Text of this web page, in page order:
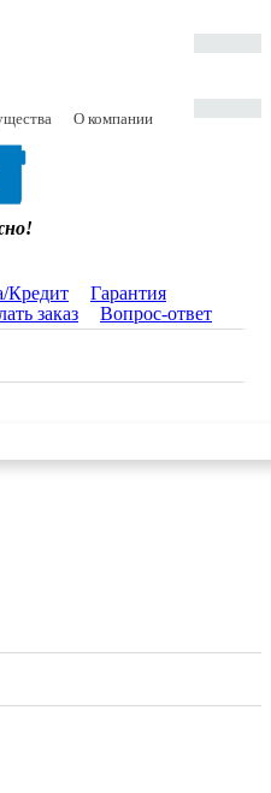
О компании
Кредит
Гарантия
заказ Вопрос-ответ